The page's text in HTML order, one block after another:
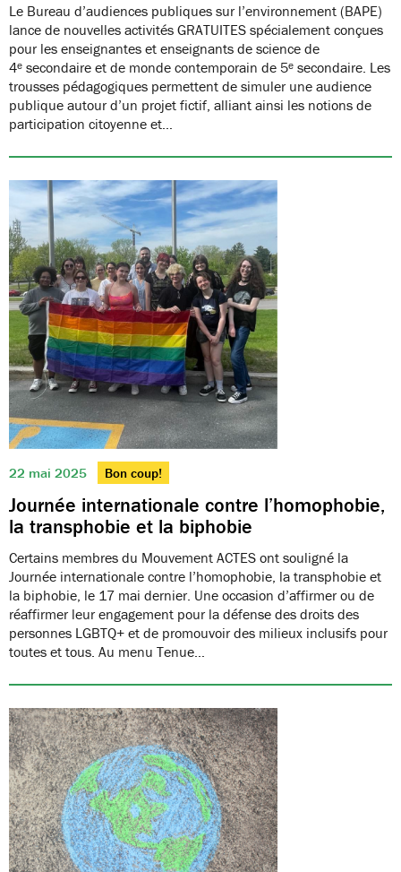
Le Bureau d’audiences publiques sur l’environnement (BAPE)
lance de nouvelles activités GRATUITES spécialement conçues
pour les enseignantes et enseignants de science de
4ᵉ secondaire et de monde contemporain de 5ᵉ secondaire. Les
trousses pédagogiques permettent de simuler une audience
publique autour d’un projet fictif, alliant ainsi les notions de
participation citoyenne et…
22 mai 2025 Bon coup!
Journée internationale contre l’homophobie,
la transphobie et la biphobie
Certains membres du Mouvement ACTES ont souligné la
Journée internationale contre l’homophobie, la transphobie et
la biphobie, le 17 mai dernier. Une occasion d’affirmer ou de
réaffirmer leur engagement pour la défense des droits des
personnes LGBTQ+ et de promouvoir des milieux inclusifs pour
toutes et tous. Au menu Tenue…